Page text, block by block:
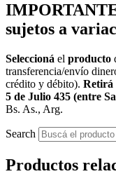
sujetos a
Seleccioná el producto
transferencia/envío
crédito y débito). Retirá
5 de Julio 435 (entre
Bs. As., Arg.
Search
Productos